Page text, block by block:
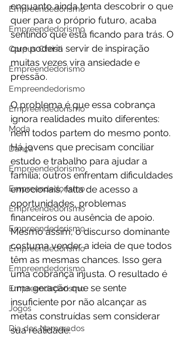
Empreendedorismo
Empreendedorismo
Corpus Christi
Empreendedorismo
Empreendedorismo
Empreendedorismo
Moda
Dança
Empreendedorismo
Empreendedorismo
Empreendedorismo
Empreendedorismo
Empreendedorismo
Empreendedorismo
Empreendedorismo
Jogos
Dia dos Namorados
enquanto ainda tenta descobrir o que
quer para o próprio futuro, acaba
sentindo que está ficando para trás. O
que poderia servir de inspiração
muitas vezes vira ansiedade e
pressão.
O problema é que essa cobrança
ignora realidades muito diferentes:
nem todos partem do mesmo ponto.
Há jovens que precisam conciliar
estudo e trabalho para ajudar a
família; outros enfrentam dificuldades
emocionais, falta de acesso a
oportunidades, problemas
financeiros ou ausência de apoio.
Mesmo assim, o discurso dominante
costuma vender a ideia de que todos
têm as mesmas chances. Isso gera
uma cobrança injusta. O resultado é
uma geração que se sente
insuficiente por não alcançar as
metas construídas sem considerar
sua realidade.